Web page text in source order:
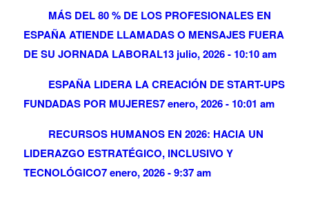
MÁS DEL 80 % DE LOS PROFESIONALES EN
ESPAÑA ATIENDE LLAMADAS O MENSAJES FUERA
DE SU JORNADA LABORAL13 julio, 2026 - 10:10 am
ESPAÑA LIDERA LA CREACIÓN DE START-UPS
FUNDADAS POR MUJERES7 enero, 2026 - 10:01 am
RECURSOS HUMANOS EN 2026: HACIA UN
LIDERAZGO ESTRATÉGICO, INCLUSIVO Y
TECNOLÓGICO7 enero, 2026 - 9:37 am